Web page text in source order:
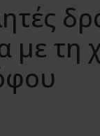
με τη